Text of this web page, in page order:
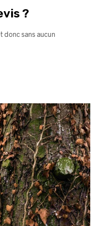
?
donc sans aucun